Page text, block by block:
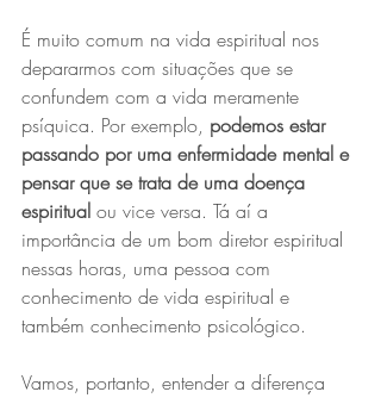
É muito comum na vida espiritual nos
depararmos com situações que se
confundem com a vida meramente
psíquica. Por exemplo, podemos estar
passando por uma enfermidade mental e
pensar que se trata de uma doença
espiritual ou vice versa. Tá aí a
importância de um bom diretor espiritual
nessas horas, uma pessoa com
conhecimento de vida espiritual e
também conhecimento psicológico.
Vamos, portanto, entender a diferença